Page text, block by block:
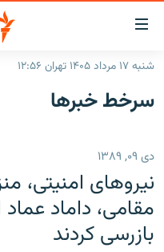
لینک‌های
قابلیت
دسترسی
بازگشت
اصلی
رفتن
صفحه
جستجو
ایران
انتخاب کنید و بشنوید
برنامه‌های رادیویی
پادکست
چندرسانه‌ای
شنبه ۱۷ مرداد ۱۴۰۵ تهران ۱۲:۵۶
سرخط‌ خبرها
دی ۰۹, ۱۳۸۹
نيروهای امنيتی،
مقامی، داماد عماد
بازرسی کردند